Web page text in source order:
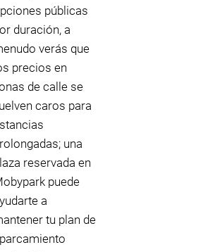
públicas
duración, a
verás que
precios en
de calle se
caros para
una
reservada en
puede
a
tu plan de